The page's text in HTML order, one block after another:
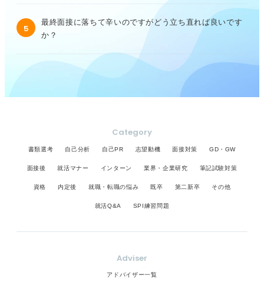
5
最終面接に落ちて辛いのですがどう立ち直れば良いです
か？
Category
書類選考 自己分析 自己PR 志望動機 面接対策 GD・GW
面接後 就活マナー インターン 業界・企業研究 筆記試験対策
資格 内定後 就職・転職の悩み 既卒 第二新卒 その他
就活Q&A SPI練習問題
Adviser
アドバイザー一覧